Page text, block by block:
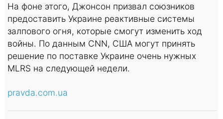
На фоне этого, Джонсон призвал союзников
предоставить Украине реактивные системы
залпового огня, которые смогут изменить ход
войны. По данным CNN, США могут принять
решение по поставке Украине очень нужных
MLRS на следующей недели.
pravda.com.ua